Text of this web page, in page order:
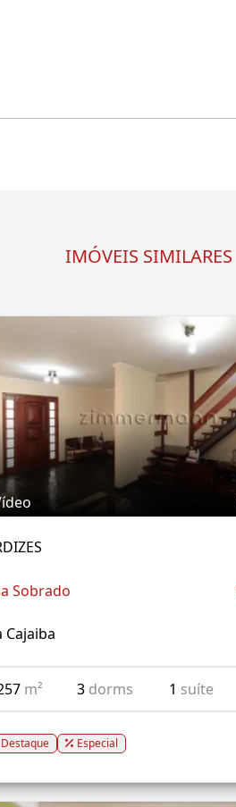
IMÓVEIS SIMILARES
Sobrado
Cajaiba
m² 3 dorms 1 suíte
Destaque Especial